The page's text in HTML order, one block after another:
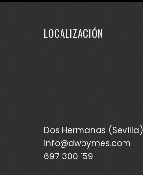
LOCALIZACIÓN
Dos Hermanas (Sevilla)
info@dwpymes.com
697 300 159